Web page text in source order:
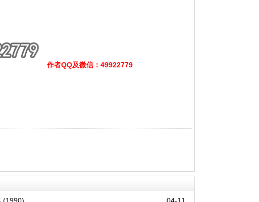
作者QQ及微信：49922779